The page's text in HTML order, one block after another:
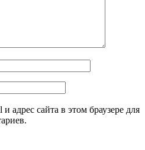
адрес сайта в этом браузере для